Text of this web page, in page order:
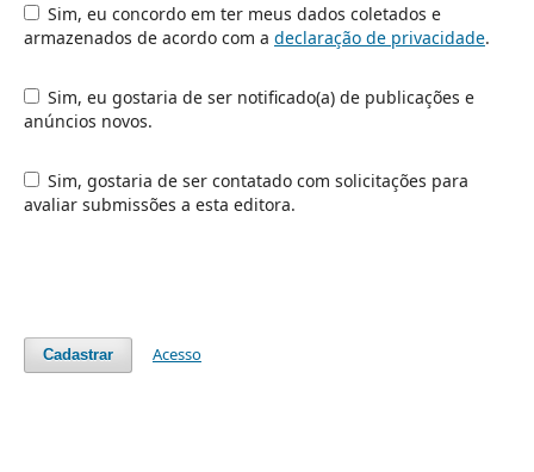
Sim, eu concordo em ter meus dados coletados e
armazenados de acordo com a declaração de privacidade.
Sim, eu gostaria de ser notificado(a) de publicações e
anúncios novos.
Sim, gostaria de ser contatado com solicitações para
avaliar submissões a esta editora.
Cadastrar Acesso